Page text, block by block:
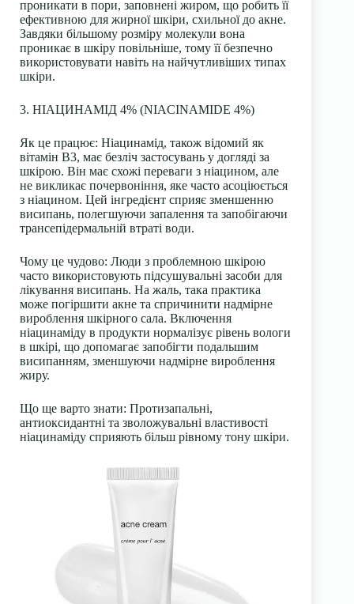
проникати в пори, заповнені жиром, що робить її
ефективною для жирної шкіри, схильної до акне.
Завдяки більшому розміру молекули вона
проникає в шкіру повільніше, тому її безпечно
використовувати навіть на найчутливіших типах
шкіри.
3. НІАЦИНАМІД 4% (NIACINAMIDE 4%)
Як це працює: Ніацинамід, також відомий як
вітамін B3, має безліч застосувань у догляді за
шкірою. Він має схожі переваги з ніацином, але
не викликає почервоніння, яке часто асоціюється
з ніацином. Цей інгредієнт сприяє зменшенню
висипань, полегшуючи запалення та запобігаючи
трансепідермальній втраті води.
Чому це чудово: Люди з проблемною шкірою
часто використовують підсушувальні засоби для
лікування висипань. На жаль, така практика
може погіршити акне та спричинити надмірне
вироблення шкірного сала. Включення
ніацинаміду в продукти нормалізує рівень вологи
в шкірі, що допомагає запобігти подальшим
висипанням, зменшуючи надмірне вироблення
жиру.
Що ще варто знати: Протизапальні,
антиоксидантні та зволожувальні властивості
ніацинаміду сприяють більш рівному тону шкіри.